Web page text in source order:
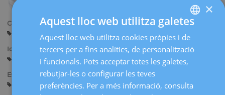
Centres:
Tarragona
Reus
Idiomes:
Català
Anglès
Especialitats:
Biologia de la Reproducció
Programa Donació d'Oòcits
SPANISH
CATALÀ
FRENCH
×
Aquest lloc web utilitza galetes
Aquest lloc web utilitza cookies pròpies i de
tercers per a fins analítics, de personalització
i funcionals. Pots acceptar totes les galetes,
rebutjar-les o configurar les teves
preferències. Per a més informació, consulta